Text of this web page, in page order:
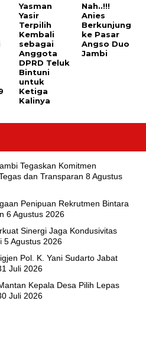
Yasman
Yasir
Terpilih
Kembali
sebagai
Anggota
DPRD Teluk
Bintuni
untuk
Ketiga
Kalinya
Nah..!!!
Anies
Berkunjung
ke Pasar
Angso Duo
Jambi
Tegaskan Komitmen
dan Transparan 8 Agustus
Penipuan Rekrutmen Bintara
6 Agustus 2026
Sinergi Jaga Kondusivitas
5 Agustus 2026
Pol. K. Yani Sudarto Jabat
Juli 2026
Kepala Desa Pilih Lepas
Juli 2026